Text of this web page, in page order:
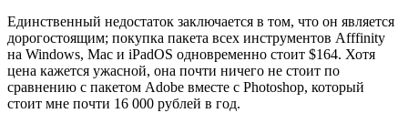
Единственный недостаток заключается в том, что он является
дорогостоящим; покупка пакета всех инструментов Afffinity
на Windows, Mac и iPadOS одновременно стоит $164. Хотя
цена кажется ужасной, она почти ничего не стоит по
сравнению с пакетом Adobe вместе с Photoshop, который
стоит мне почти 16 000 рублей в год.